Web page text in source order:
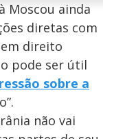
Moscou ainda
diretas com
direito
pode ser útil
sobre a
não vai